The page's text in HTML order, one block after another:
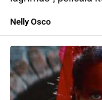
Nelly Osco